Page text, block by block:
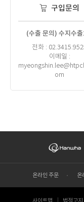
구입문의
(수출 문의) 수지수출
전화 :
이메일 :
om
온라인 주문 온